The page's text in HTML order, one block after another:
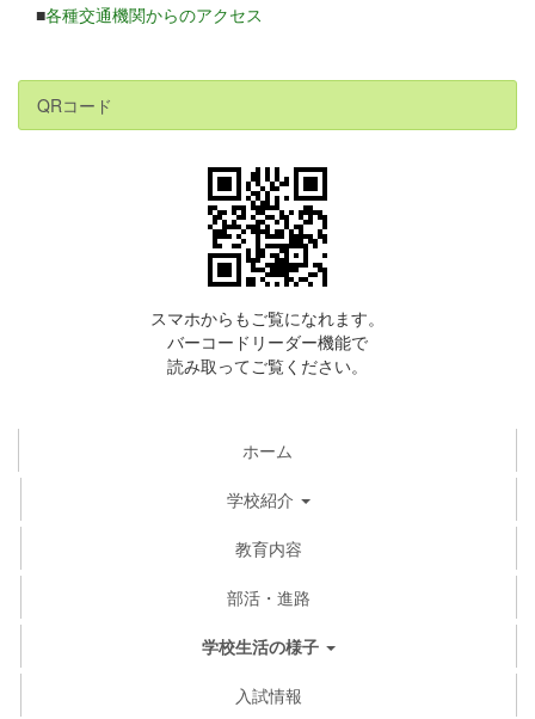
■各種交通機関からのアクセス
QRコード
スマホからもご覧になれます。
バーコードリーダー機能で
読み取ってご覧ください。
ホーム
学校紹介
教育内容
部活・進路
学校生活の様子
入試情報